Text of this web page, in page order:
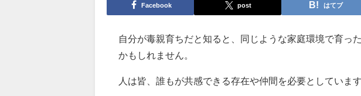
Facebook post はてブ
自分が毒親育ちだと知ると、同じような家庭環境で育っ
かもしれません。
人は皆、誰もが共感できる存在や仲間を必要としています